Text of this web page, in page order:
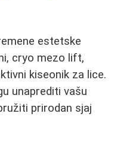
estetske
cryo mezo lift,
kiseonik za lice.
unaprediti vašu
prirodan sjaj